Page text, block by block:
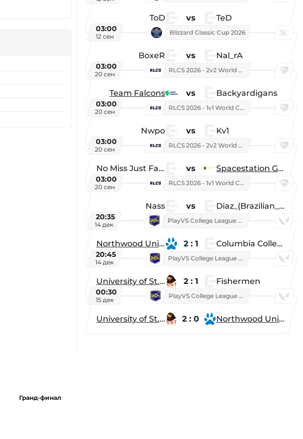
ToD vs TeD
03:00
12 сен
Blizzard Classic Cup 2026
BoxeR vs Nal_rA
03:00
20 сен
RLCS 2026 - 2v2 World Championship
Team Falcons vs Backyardigans
03:00
20 сен
RLCS 2026 - 1v1 World Championship
Nwpo vs Kv1
03:00
20 сен
RLCS 2026 - 2v2 World Championship
No Miss Just Fake vs Spacestation Gaming
03:00
20 сен
RLCS 2026 - 1v1 World Championship
Nass vs Diaz_(Brazilian_Player)
20:35
14 дек
PlayVS College League 2025: Fall
Northwood University 2 : 1 Columbia College
20:45
14 дек
PlayVS College League 2025: Fall
University of St. Thomas 2 : 1 Fishermen
00:30
15 дек
PlayVS College League 2025: Fall
University of St. Thomas 2 : 0 Northwood University
Гранд-финал